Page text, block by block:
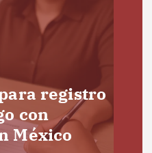
registro
con
México